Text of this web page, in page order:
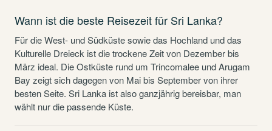
Wann ist die beste Reisezeit für Sri Lanka?
Für die West- und Südküste sowie das Hochland und das
Kulturelle Dreieck ist die trockene Zeit von Dezember bis
März ideal. Die Ostküste rund um Trincomalee und Arugam
Bay zeigt sich dagegen von Mai bis September von ihrer
besten Seite. Sri Lanka ist also ganzjährig bereisbar, man
wählt nur die passende Küste.